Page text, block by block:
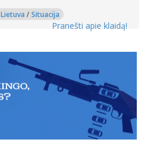
Lietuva /Situacija
Pranešti apie klaidą!